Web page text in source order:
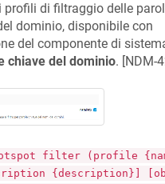
profili di filtraggio delle
dominio, disponibile con
del componente di
chiave del dominio. [NDM-
filter (profile
{description}]